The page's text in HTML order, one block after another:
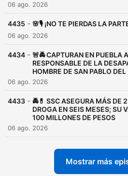
06 ago. 2026
4435 - 🌸🎙️ ¡NO TE PIERDAS LA
06 ago. 2026
4434 - 🚨🚔 CAPTURAN EN PUEBLA
RESPONSABLE DE LA
HOMBRE DE SAN PABLO
06 ago. 2026
4433 - 🚔💊 SSC ASEGURA MÁS DE
DROGA EN SEIS MESES; SU
100 MILLONES DE PESOS
06 ago. 2026
Mostrar más